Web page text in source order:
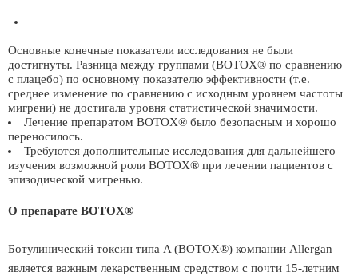
Основные конечные показатели исследования не были
достигнуты. Разница между группами (BOTOX® по сравнению
с плацебо) по основному показателю эффективности (т.е.
среднее изменение по сравнению с исходным уровнем частоты
мигрени) не достигала уровня статистической значимости.
Лечение препаратом BOTOX® было безопасным и хорошо
переносилось.
Требуются дополнительные исследования для дальнейшего
изучения возможной роли BOTOX® при лечении пациентов с
эпизодической мигренью.
О препарате BOTOX®
Ботулинический токсин типа A (BOTOX®) компании Allergan
является важным лекарственным средством с почти 15-летним